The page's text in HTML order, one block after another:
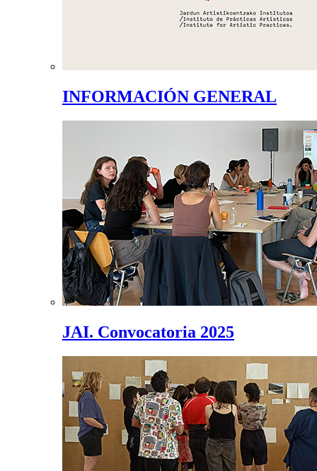
INFORMACIÓN GENERAL
JAI. Convocatoria 2025